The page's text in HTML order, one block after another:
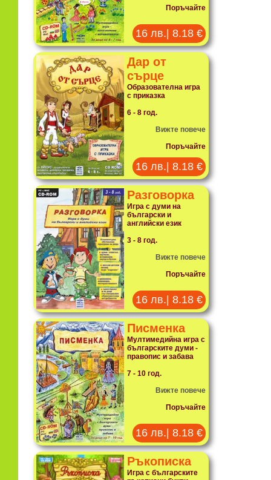
Поръчайте
16 лв.| 8.18 €
Дар от
сърце
Образователна игра
с приказка
6 - 8 год.
Вижте повече
Поръчайте
16 лв.| 8.18 €
Разговорка
Игра с думи на
български и
английски език
3 - 8 год.
Вижте повече
Поръчайте
16 лв.| 8.18 €
Писменка
Мултимедийна игра с
българските думи -
правопис и забава
7 - 10 год.
Вижте повече
Поръчайте
16 лв.| 8.18 €
Ръкописка
Игра с българските